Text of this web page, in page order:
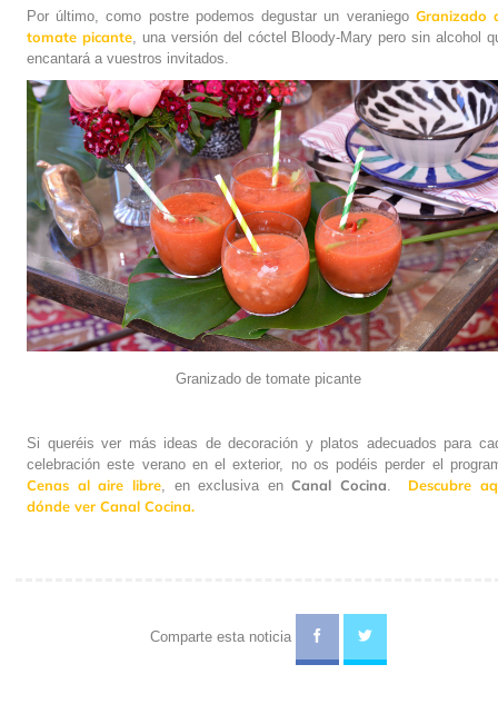
Por último, como postre podemos degustar un veraniego Granizado
tomate picante, una versión del cóctel Bloody-Mary pero sin alcohol
encantará a vuestros invitados.
Granizado de tomate picante
Si queréis ver más ideas de decoración y platos adecuados para
celebración este verano en el exterior, no os podéis perder el
Cenas al aire libre, en exclusiva enCanal Cocina.
Descubre
dónde ver Canal Cocina.
Comparte esta noticia